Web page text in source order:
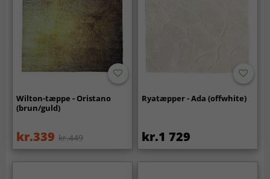
Wilton-tæppe - Oristano
(brun/guld)
kr.339 kr.449
Ryatæpper - Ada (offwhite)
kr.1 729